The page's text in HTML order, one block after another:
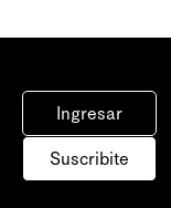
Ingresar
Suscribite